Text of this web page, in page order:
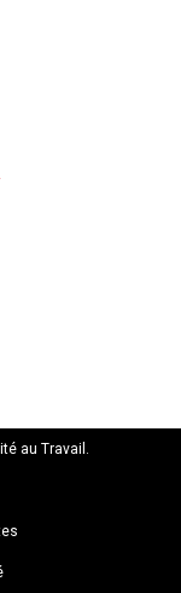
au Travail.